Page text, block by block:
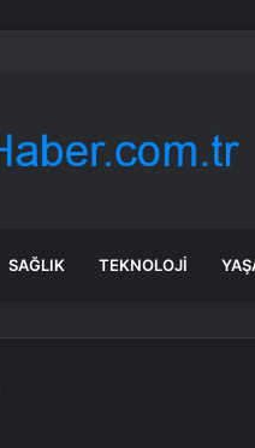
SAĞLIK TEKNOLOJI